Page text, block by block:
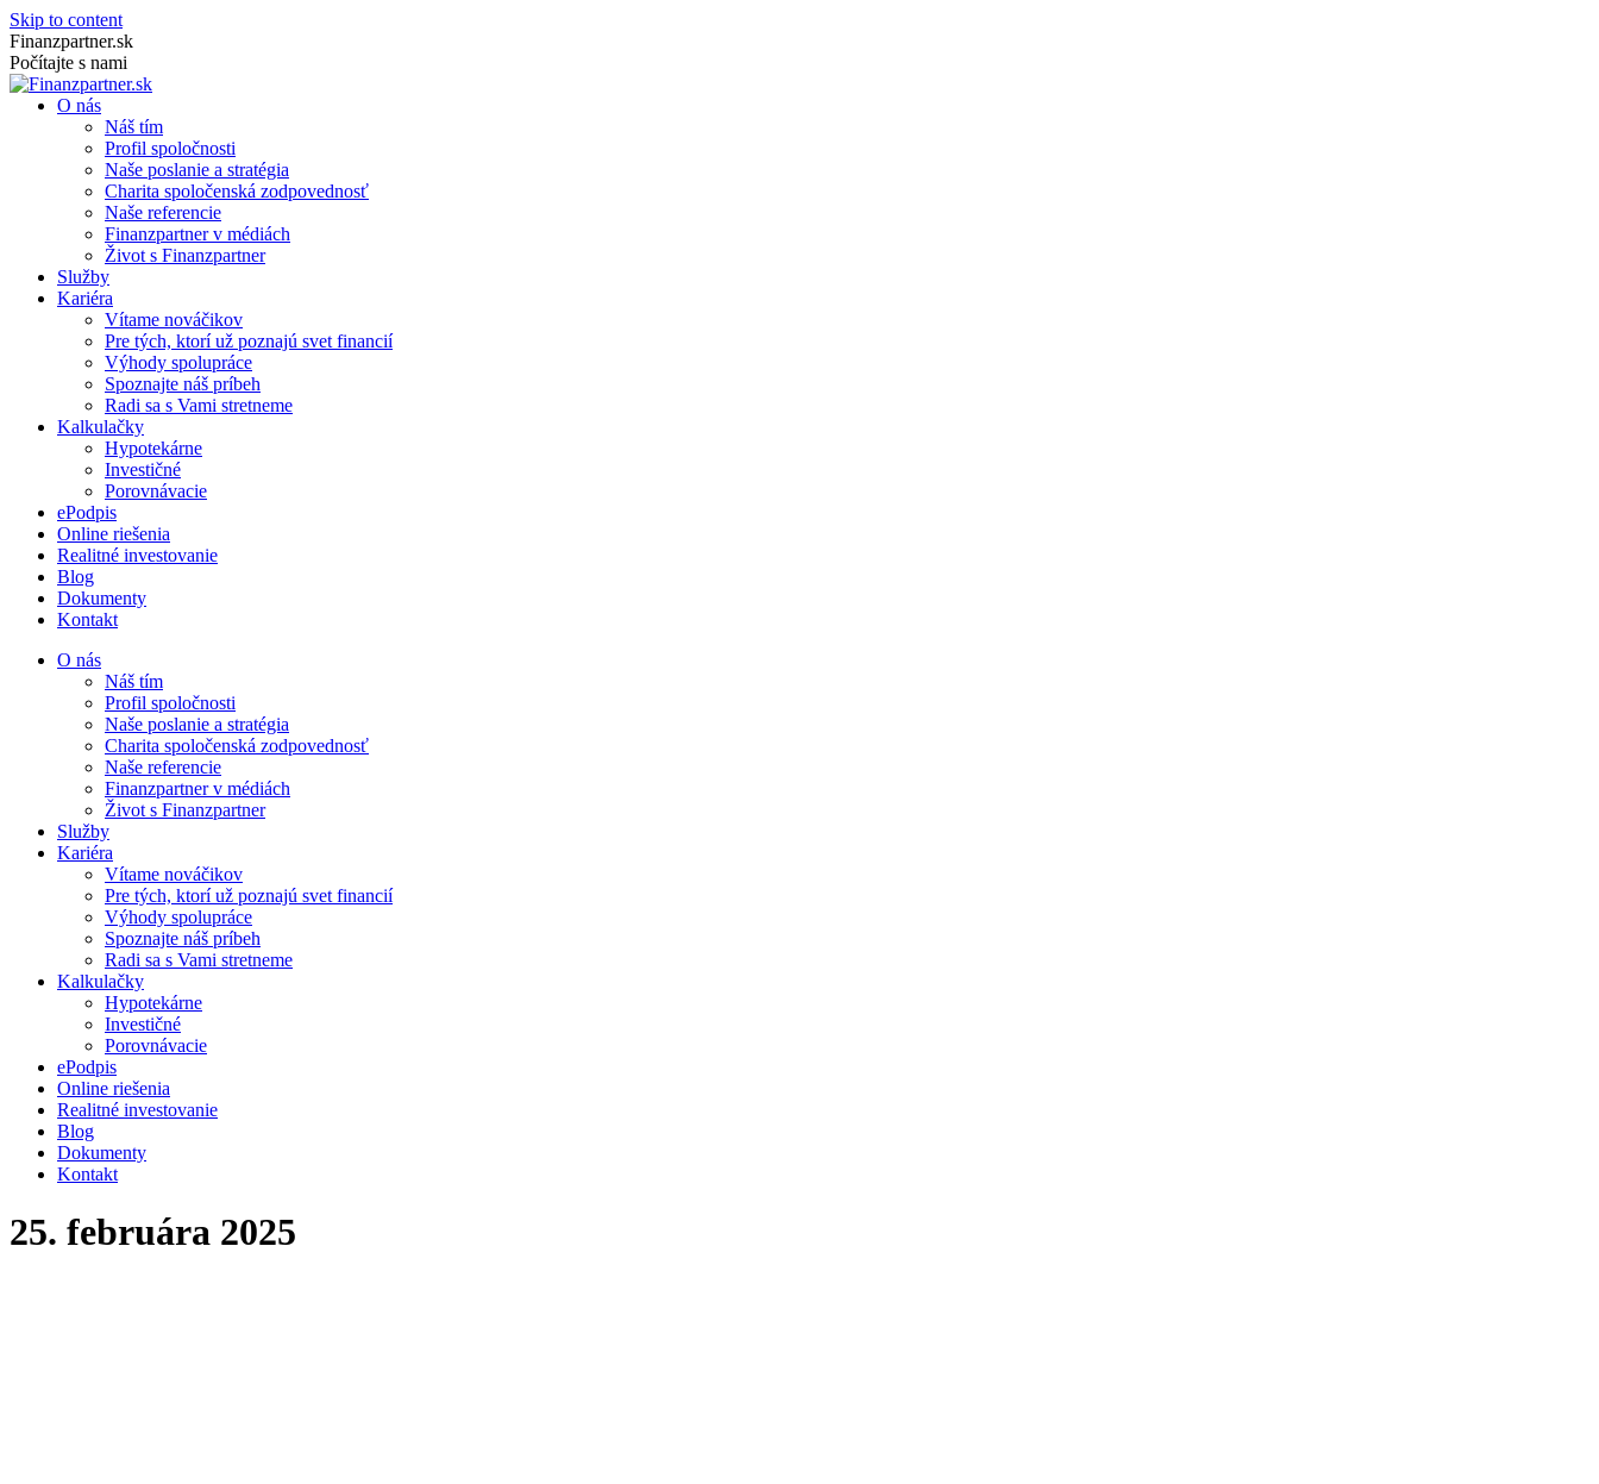
Skip to content
Finanzpartner.sk
Počítajte s nami
O nás
Náš tím
Profil spoločnosti
Naše poslanie a stratégia
Charita spoločenská zodpovednosť
Naše referencie
Finanzpartner v médiách
Život s Finanzpartner
Služby
Kariéra
Vítame nováčikov
Pre tých, ktorí už poznajú svet financií
Výhody spolupráce
Spoznajte náš príbeh
Radi sa s Vami stretneme
Kalkulačky
Hypotekárne
Investičné
Porovnávacie
ePodpis
Online riešenia
Realitné investovanie
Blog
Dokumenty
Kontakt
O nás
Náš tím
Profil spoločnosti
Naše poslanie a stratégia
Charita spoločenská zodpovednosť
Naše referencie
Finanzpartner v médiách
Život s Finanzpartner
Služby
Kariéra
Vítame nováčikov
Pre tých, ktorí už poznajú svet financií
Výhody spolupráce
Spoznajte náš príbeh
Radi sa s Vami stretneme
Kalkulačky
Hypotekárne
Investičné
Porovnávacie
ePodpis
Online riešenia
Realitné investovanie
Blog
Dokumenty
Kontakt
25. februára 2025